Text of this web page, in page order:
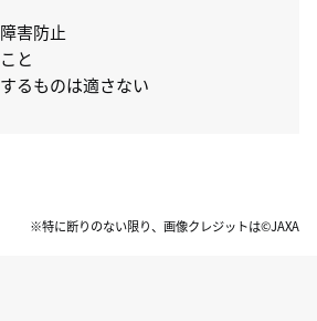
害防止
と
るものは適さない
※特に断りのない限り、画像クレジットは©JAXA